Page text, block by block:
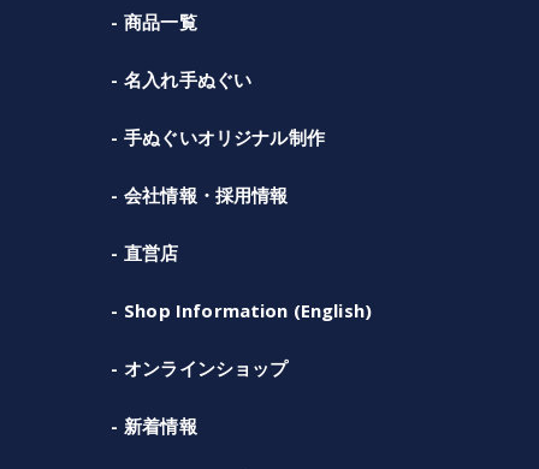
商品一覧
名入れ手ぬぐい
手ぬぐいオリジナル制作
会社情報・採用情報
直営店
Shop Information (English)
オンラインショップ
新着情報